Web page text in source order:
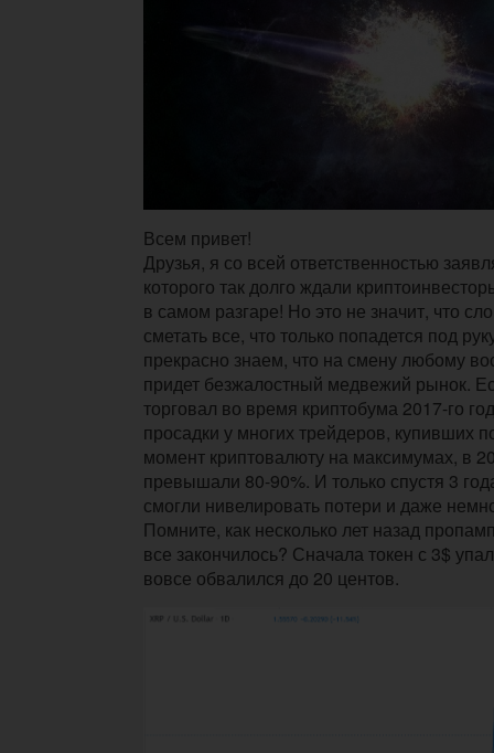
Всем привет!
Друзья, я со всей ответственностью
которого так долго ждали
в самом разгаре! Но это не значит, что
сметать все, что только попадется под
прекрасно знаем, что на смену любому
придет безжалостный медвежий рынок.
торговал во время криптобума 2017-го
просадки у многих трейдеров, купивших
момент криптовалюту на максимумах, в
превышали 80-90%. И только спустя 3
смогли нивелировать потери и даже
Помните, как несколько лет назад
все закончилось? Сначала токен с 3$
вовсе обвалился до 20 центов.